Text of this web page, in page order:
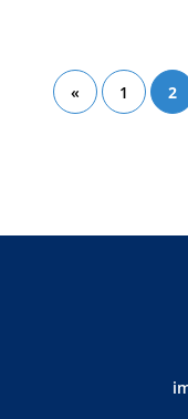
« 1 2